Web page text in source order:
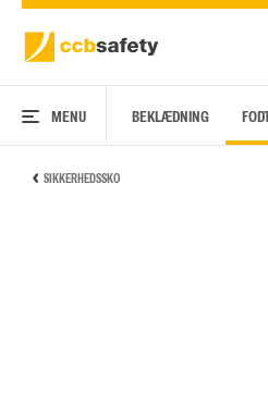
MENU BEKLÆDNING
SIKKERHEDSSKO